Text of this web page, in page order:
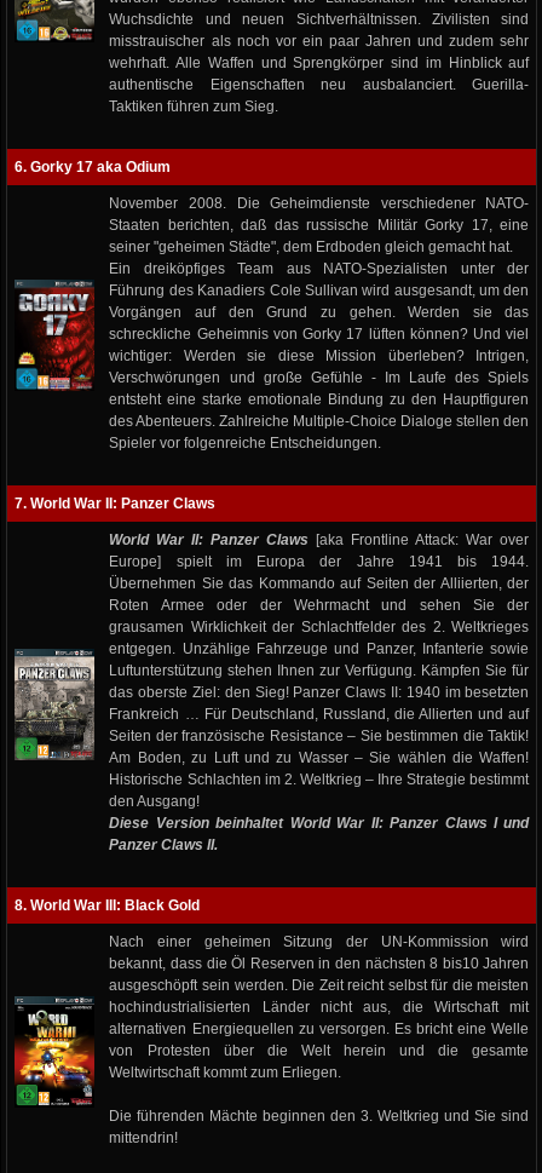
Wuchsdichte und neuen Sichtverhältnissen. Zivilisten sind
misstrauischer als noch vor ein paar Jahren und zudem sehr
wehrhaft. Alle Waffen und Sprengkörper sind im Hinblick auf
authentische Eigenschaften neu ausbalanciert. Guerilla-
Taktiken führen zum Sieg.
6. Gorky 17 aka Odium
November 2008. Die Geheimdienste verschiedener NATO-
Staaten berichten, daß das russische Militär Gorky 17, eine
seiner "geheimen Städte", dem Erdboden gleich gemacht hat.
Ein dreiköpfiges Team aus NATO-Spezialisten unter der
Führung des Kanadiers Cole Sullivan wird ausgesandt, um den
Vorgängen auf den Grund zu gehen. Werden sie das
schreckliche Geheimnis von Gorky 17 lüften können? Und viel
wichtiger: Werden sie diese Mission überleben? Intrigen,
Verschwörungen und große Gefühle - Im Laufe des Spiels
entsteht eine starke emotionale Bindung zu den Hauptfiguren
des Abenteuers. Zahlreiche Multiple-Choice Dialoge stellen den
Spieler vor folgenreiche Entscheidungen.
7. World War II: Panzer Claws
World War II: Panzer Claws
[aka Frontline Attack: War over
Europe] spielt im Europa der Jahre 1941 bis 1944.
Übernehmen Sie das Kommando auf Seiten der Alliierten, der
Roten Armee oder der Wehrmacht und sehen Sie der
grausamen Wirklichkeit der Schlachtfelder des 2. Weltkrieges
entgegen. Unzählige Fahrzeuge und Panzer, Infanterie sowie
Luftunterstützung stehen Ihnen zur Verfügung. Kämpfen Sie für
das oberste Ziel: den Sieg! Panzer Claws II: 1940 im besetzten
Frankreich … Für Deutschland, Russland, die Allierten und auf
Seiten der französische Resistance – Sie bestimmen die Taktik!
Am Boden, zu Luft und zu Wasser – Sie wählen die Waffen!
Historische Schlachten im 2. Weltkrieg – Ihre Strategie bestimmt
den Ausgang!
Diese Version beinhaltet World War II: Panzer Claws I und
Panzer Claws II.
8. World War III: Black Gold
Nach einer geheimen Sitzung der UN-Kommission wird
bekannt, dass die Öl Reserven in den nächsten 8 bis10 Jahren
ausgeschöpft sein werden. Die Zeit reicht selbst für die meisten
hochindustrialisierten Länder nicht aus, die Wirtschaft mit
alternativen Energiequellen zu versorgen. Es bricht eine Welle
von Protesten über die Welt herein und die gesamte
Weltwirtschaft kommt zum Erliegen.
Die führenden Mächte beginnen den 3. Weltkrieg und Sie sind
mittendrin!